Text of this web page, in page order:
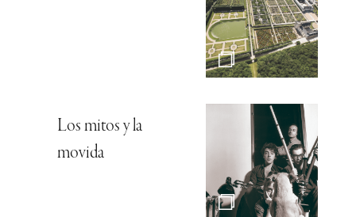
Los mitos y la
movida